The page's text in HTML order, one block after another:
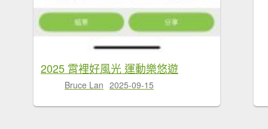
2025 霄裡好風光 運動樂悠遊
Bruce Lan 2025-09-15